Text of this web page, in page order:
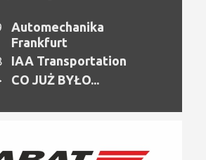
Automechanika
Frankfurt
IAA Transportation
CO JUŻ BYŁO...